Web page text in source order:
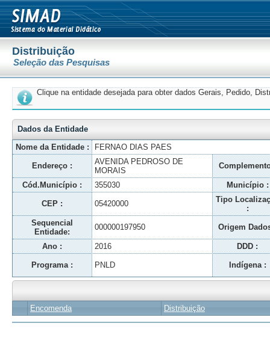
Distribuição
Seleção das Pesquisas
Clique na entidade desejada para obter dados Gerais, Pedido,
Dados da Entidade
Nome da Entidade :
FERNAO DIAS PAES
Endereço :
AVENIDA PEDROSO DE
MORAIS
Cód.Município : 355030 Município :
CEP : 05420000
Tipo
:
Sequencial
Entidade:
000000197950 Origem
Ano : 2016 DDD :
Programa : PNLD Indígena :
Encomenda Distribuição